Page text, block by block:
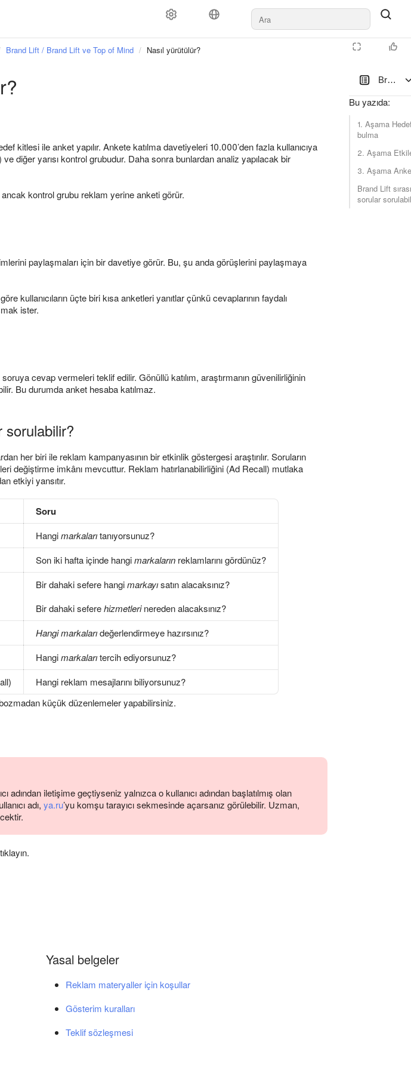
Ödeme şekli Kurallar ve moderasyon Destek
Brand
Bu yazıda:
1. Aşama
bulma
2. Aşama
3. Aşama
Brand Lift
sorular
Brand Lift / Brand Lift ve Top of Mind Nasıl yürütülür?
kitlesi ile anket yapılır. Ankete katılma davetiyeleri 10.000’den fazla kullanıcıya
ve diğer yarısı kontrol grubudur. Daha sonra bunlardan analiz yapılacak bir
kontrol grubu reklam yerine anketi görür.
paylaşmaları için bir davetiye görür. Bu, şu anda görüşlerini paylaşmaya
kullanıcıların üçte biri kısa anketleri yanıtlar çünkü cevaplarının faydalı
ister.
cevap vermeleri teklif edilir. Gönüllü katılım, araştırmanın güvenilirliğinin
Bu durumda anket hesaba katılmaz.
sorulabilir?
her biri ile reklam kampanyasının bir etkinlik göstergesi araştırılır. Soruların
değiştirme imkânı mevcuttur. Reklam hatırlanabilirliğini (Ad Recall) mutlaka
etkiyi yansıtır.
Soru
Hangimarkalarıtanıyorsunuz?
Son iki hafta içinde hangimarkaların reklamlarını gördünüz?
Bir dahaki sefere hangimarkayısatın alacaksınız?
Bir dahaki seferehizmetlerinereden alacaksınız?
Hangi markalarıdeğerlendirmeye hazırsınız?
Hangimarkalarıtercih ediyorsunuz?
Hangi reklam mesajlarını biliyorsunuz?
bozmadan küçük düzenlemeler yapabilirsiniz.
adından iletişime geçtiyseniz yalnızca o kullanıcı adından başlatılmış olan
adı, ya.ru’yu komşu tarayıcı sekmesinde açarsanız görülebilir. Uzman,
Yasal belgeler
Reklam materyaller için koşullar
Gösterim kuralları
Teklif sözleşmesi